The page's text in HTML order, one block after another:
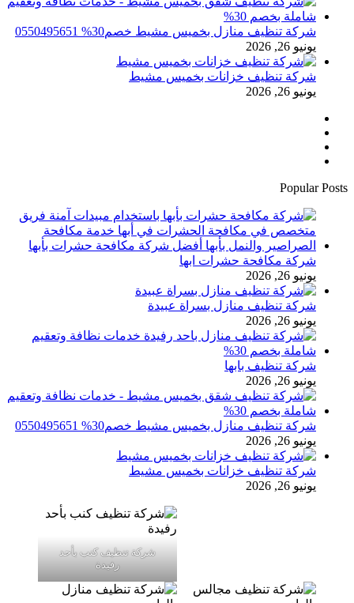
شركة تنظيف منازل بخميس مشيط خصم30% 0550495651
يونيو 26, 2026
شركة تنظيف خزانات بخميس مشيط
يونيو 26, 2026
Popular Posts
شركة مكافحة حشرات ابها
يونيو 26, 2026
شركة تنظيف منازل بسراة عبيدة
يونيو 26, 2026
شركة تنظيف بابها
يونيو 26, 2026
شركة تنظيف منازل بخميس مشيط خصم30% 0550495651
يونيو 26, 2026
شركة تنظيف خزانات بخميس مشيط
يونيو 26, 2026
شركة تنظيف كنب بأحد
رفيدة